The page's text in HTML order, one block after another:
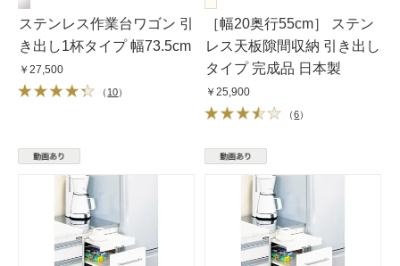
ステンレス作業台ワゴン 引
き出し1杯タイプ 幅73.5cm
￥27,500
（ 10）
［幅20奥行55cm］ ステン
レス天板隙間収納 引き出し
タイプ 完成品 日本製
￥25,900
（6）